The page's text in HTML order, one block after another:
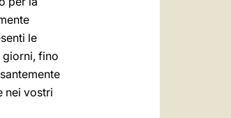
le
giorni, fino
nei vostri